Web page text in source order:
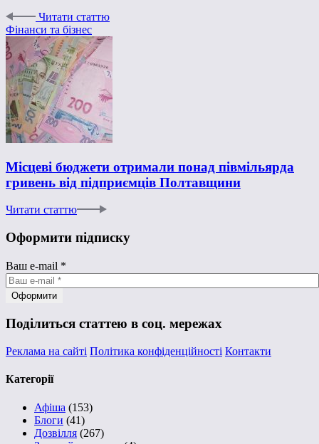
Читати статтю
Фінанси та бізнес
Місцеві бюджети отримали понад півмільярда
гривень від підприємців Полтавщини
Читати статтю
Оформити підписку
Ваш e-mail *
Поділиться статтею в соц. мережах
Реклама на сайті Політика конфіденційності Контакти
Категорії
Афіша (153)
Блоги (41)
Дозвілля (267)